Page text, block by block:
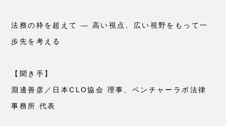
法務の枠を超えて ― 高い視点、広い視野をもって一
歩先を考える
【聞き手】
淵邊善彦／日本CLO協会 理事、ベンチャーラボ法律
事務所 代表